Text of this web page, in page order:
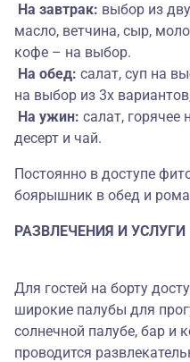
На завтрак: выбор из
масло, ветчина, сыр,
кофе – на выбор.
На обед: салат, суп на
на выбор из 3х
На ужин: салат, горячее
десерт и чай.
Постоянно в доступе
боярышник в обед и
РАЗВЛЕЧЕНИЯ И УСЛУГИ
Для гостей на борту
широкие палубы для
солнечной палубе, бар и
проводится